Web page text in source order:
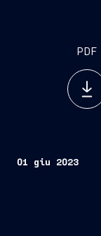
PDF
01 giu 2023